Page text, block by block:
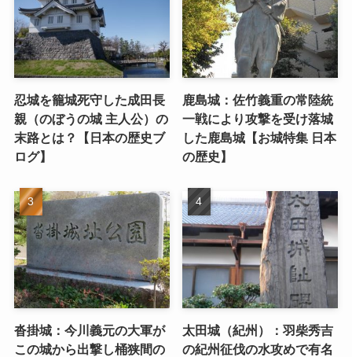
忍城を籠城死守した成田長
親（のぼうの城 主人公）の
末路とは？【日本の歴史ブ
ログ】
鹿島城：佐竹義重の常陸統
一戦により攻撃を受け落城
した鹿島城【お城特集 日本
の歴史】
沓掛城：今川義元の大軍が
この城から出撃し桶狭間の
太田城（紀州）：羽柴秀吉
の紀州征伐の水攻めで有名